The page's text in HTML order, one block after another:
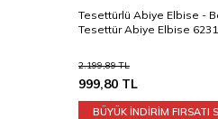
Abiye Elbise - Balon Kol Lacivert
Abiye Elbise 62312L
İNDİRİM FIRSATI SEPETTE999,80 TL